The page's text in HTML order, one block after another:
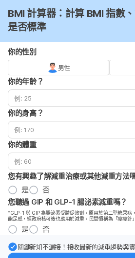
BMI 計算器：計算 BMI 指數
是否標準
你的性別
男性
你的年齡？
你的身高？
你的體重
您有興趣了解減重治療或其他減重方法
是
否
您聽過 GIP 和 GLP-1 腸泌素減重嗎？
*GLP-1 與 GIP 為腸泌素受體促效劑，原用於第二型糖尿病
飽足感，經政府核可後也應用於減重，民間慣稱為「瘦瘦針
是 否
關鍵新知不漏接！接收最新的減重趨勢與